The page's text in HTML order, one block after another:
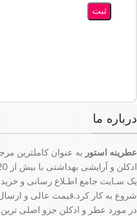
درباره ما
عطرینه استور به عنوان کاملترین
یک سـایت جامع اطـلاع رسانی و
شروع به کار کرد.قیمت عالی و
در مورد عطر و ادکلن جزو اصلی ترین